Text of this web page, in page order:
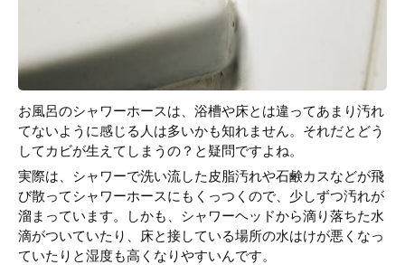
お風呂のシャワーホースは、浴槽や床とは違ってあまり汚れ
てないように感じる人は多いかも知れません。それだとどう
してカビが生えてしまうの？と疑問ですよね。
実際は、シャワーで洗い流した皮脂汚れや石鹸カスなどが飛
び散ってシャワーホースにもくっつくので、少しずつ汚れが
溜まっています。しかも、シャワーヘッドから滴り落ちた水
滴がついていたり、床と接している場所の水はけが悪くなっ
ていたりと湿度も高くなりやすいんです。